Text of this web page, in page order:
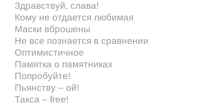
Здравствуй, слава!
Кому не отдается любимая
Маски вброшены
Не все познается в сравнении
Оптимистичное
Памятка о памятниках
Попробуйте!
Пьянству – ой!
Такса – free!